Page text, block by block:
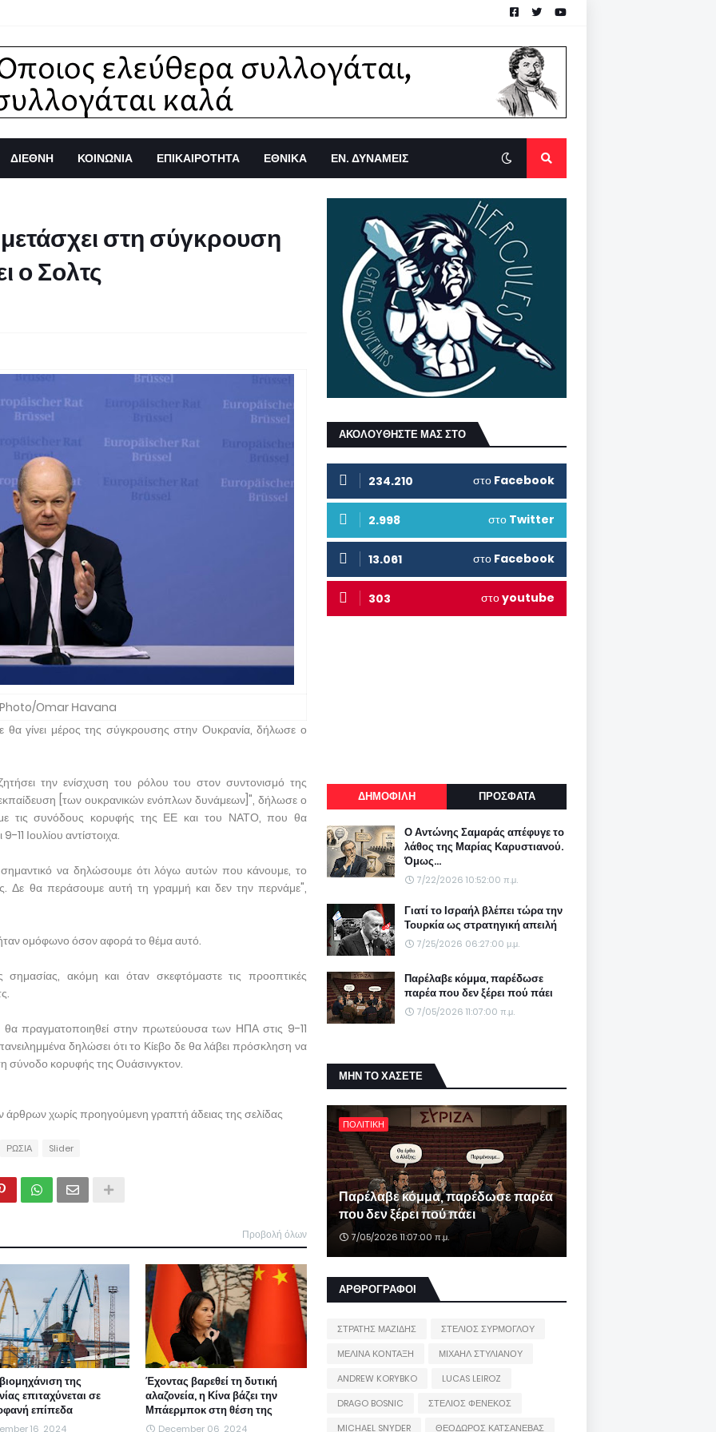
ΔΙΕΘΝΗ ΚΟΙΝΩΝΙΑ ΕΠΙΚΑΙΡΟΤΗΤΑ ΕΘΝΙΚΑ ΕΝ. ΔΥΝΑΜΕΙΣ
στη σύγκρουση
ο Σολτς
Οmar Ηavana
θα γίνει μέρος της σύγκρουσης στην Ουκρανία, δήλωσε ο
την ενίσχυση του ρόλου του στον συντονισμό της
[των ουκρανικών ενόπλων δυνάμεων]", δήλωσε ο
τις συνόδους κορυφής της ΕΕ και του ΝΑΤΟ, που θα
11 Ιουλίου αντίστοιχα.
να δηλώσουμε ότι λόγω αυτών που κάνουμε, το
Δε θα περάσουμε αυτή τη γραμμή και δεν την περνάμε",
ομόφωνο όσον αφορά το θέμα αυτό.
σημασίας, ακόμη και όταν σκεφτόμαστε τις προοπτικές
πραγματοποιηθεί στην πρωτεύουσα των ΗΠΑ στις 9-11
δηλώσει ότι το Κίεβο δε θα λάβει πρόσκληση να
σύνοδο κορυφής της Ουάσινγκτον.
άρθρων χωρίς προηγούμενη γραπτή άδειας της σελίδας
ΡΩΣΙΑ Slider
Προβολή όλων
της
επιταχύνεται σε
επίπεδα
16, 2024
Έχοντας βαρεθεί τη δυτική
αλαζονεία, η Κίνα βάζει την
Μπάερμποκ στη θέση της
December 06, 2024
ΑΚΟΛΟΥΘΗΣΤΕ ΜΑΣ ΣΤΟ
234.210 στο Facebook
2.998 στο Twitter
13.061 στο Facebook
303 στοyoutube
ΔΗΜΟΦΙΛΗ ΠΡΟΣΦΑΤΑ
Ο Αντώνης Σαμαράς απέφυγε το
λάθος της Μαρίας Καρυστιανού.
Όμως...
7/22/2026 10:52:00 π.μ.
Γιατί το Ισραήλ βλέπει τώρα την
Τουρκία ως στρατηγική απειλή
7/25/2026 06:27:00 μ.μ.
Παρέλαβε κόμμα, παρέδωσε
παρέα που δεν ξέρει πού πάει
7/05/2026 11:07:00 π.μ.
ΜΗΝ ΤΟ ΧΑΣΕΤΕ
ΠΟΛΙΤΙΚΗ
Παρέλαβε κόμμα, παρέδωσε παρέα
που δεν ξέρει πού πάει
7/05/2026 11:07:00 π.μ.
ΑΡΘΡΟΓΡΑΦΟΙ
ΣΤΡΑΤΗΣ ΜΑΖΙΔΗΣ
ΣΤΕΛΙΟΣ ΣΥΡΜΟΓΛΟΥ
ΜΕΛΙΝΑ ΚΟΝΤΑΞΗ
ΜΙΧΑΗΛ ΣΤΥΛΙΑΝΟΥ
ANDREW KORYBKO
LUCAS LEIROZ
DRAGO BOSNIC
ΣΤΕΛΙΟΣ ΦΕΝΕΚΟΣ
MICHAEL SNYDER
ΘΕΟΔΩΡΟΣ ΚΑΤΣΑΝΕΒΑΣ